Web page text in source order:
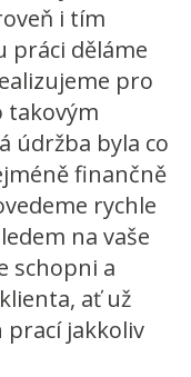
i tím
práci děláme
pro
takovým
údržba byla co
finančně
rychle
na vaše
schopni a
ať už
prací jakkoliv